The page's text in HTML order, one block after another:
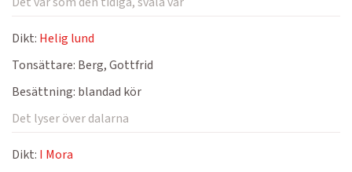
Dikt: Helig lund
Tonsättare: Berg, Gottfrid
Besättning: blandad kör
Det lyser över dalarna
Dikt: I Mora